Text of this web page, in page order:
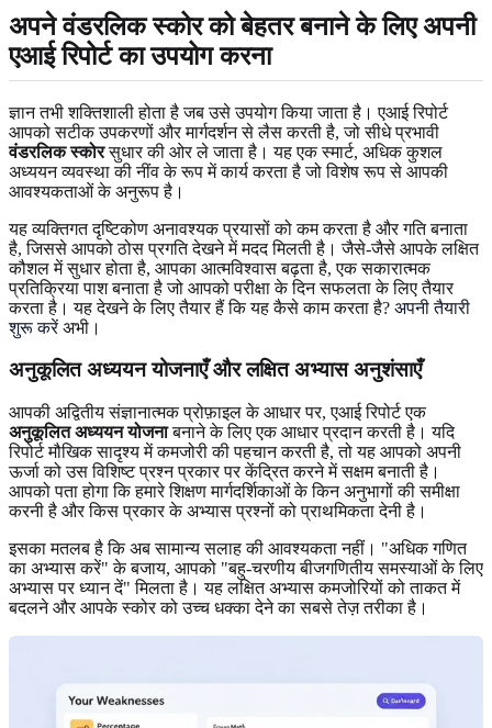
अपने वंडरलिक स्कोर को बेहतर बनाने के लिए अपनी
एआई रिपोर्ट का उपयोग करना
ज्ञान तभी शक्तिशाली होता है जब उसे उपयोग किया जाता है। एआई रिपोर्ट
आपको सटीक उपकरणों और मार्गदर्शन से लैस करती है, जो सीधे प्रभावी
वंडरलिक स्कोरसुधार की ओर ले जाता है। यह एक स्मार्ट, अधिक कुशल
अध्ययन व्यवस्था की नींव के रूप में कार्य करता है जो विशेष रूप से आपकी
आवश्यकताओं के अनुरूप है।
यह व्यक्तिगत दृष्टिकोण अनावश्यक प्रयासों को कम करता है और गति बनाता
है, जिससे आपको ठोस प्रगति देखने में मदद मिलती है। जैसे-जैसे आपके लक्षित
कौशल में सुधार होता है, आपका आत्मविश्वास बढ़ता है, एक सकारात्मक
प्रतिक्रिया पाश बनाता है जो आपको परीक्षा के दिन सफलता के लिए तैयार
करता है। यह देखने के लिए तैयार हैं कि यह कैसे काम करता है? अपनी तैयारी
शुरू करेंअभी।
अनुकूलित अध्ययन योजनाएँ और लक्षित अभ्यास अनुशंसाएँ
आपकी अद्वितीय संज्ञानात्मक प्रोफ़ाइल के आधार पर, एआई रिपोर्ट एक
अनुकूलित अध्ययन योजनाबनाने के लिए एक आधार प्रदान करती है। यदि
रिपोर्ट मौखिक सादृश्य में कमजोरी की पहचान करती है, तो यह आपको अपनी
ऊर्जा को उस विशिष्ट प्रश्न प्रकार पर केंद्रित करने में सक्षम बनाती है।
आपको पता होगा कि हमारे शिक्षण मार्गदर्शिकाओं के किन अनुभागों की समीक्षा
करनी है और किस प्रकार के अभ्यास प्रश्नों को प्राथमिकता देनी है।
इसका मतलब है कि अब सामान्य सलाह की आवश्यकता नहीं। "अधिक गणित
का अभ्यास करें" के बजाय, आपको "बहु-चरणीय बीजगणितीय समस्याओं के लिए
अभ्यास पर ध्यान दें" मिलता है। यह लक्षित अभ्यास कमजोरियों को ताकत में
बदलने और आपके स्कोर को उच्च धक्का देने का सबसे तेज़ तरीका है।